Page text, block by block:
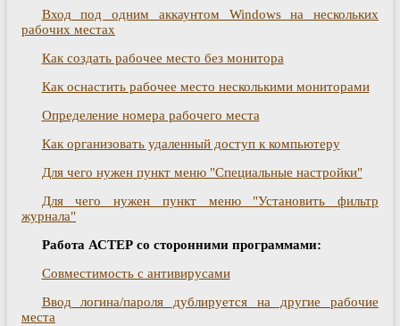
Вход под одним аккаунтом Windows на нескольких
рабочих местах
Как создать рабочее место без монитора
Как оснастить рабочее место несколькими мониторами
Определение номера рабочего места
Как организовать удаленный доступ к компьютеру
Для чего нужен пункт меню "Специальные настройки"
Для чего нужен пункт меню "Установить фильтр
журнала"
Работа АСТЕР со сторонними программами:
Совместимость с антивирусами
Ввод логина/пароля дублируется на другие рабочие
места